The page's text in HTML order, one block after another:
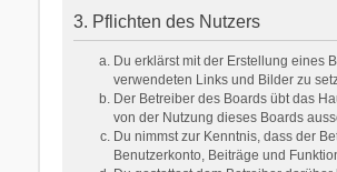
3. Pflichten des Nutzers
Du erklärst mit der Erstellung eines
verwendeten Links und Bilder zu
Der Betreiber des Boards übt das
von der Nutzung dieses Boards
Du nimmst zur Kenntnis, dass der
Benutzerkonto, Beiträge und